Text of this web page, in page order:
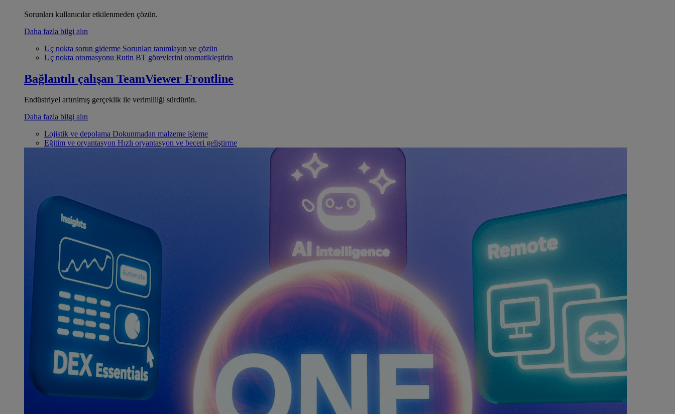
Sorunları kullanıcılar etkilenmeden çözün.
Daha fazla bilgi alın
Uç nokta sorun giderme Sorunları tanımlayın ve çözün
Uç nokta otomasyonu Rutin BT görevlerini otomatikleştirin
Bağlantılı çalışan TeamViewer Frontline
Endüstriyel artırılmış gerçeklik ile verimliliği sürdürün.
Daha fazla bilgi alın
Lojistik ve depolama Dokunmadan malzeme işleme
Eğitim ve oryantasyon Hızlı oryantasyon ve beceri geliştirme